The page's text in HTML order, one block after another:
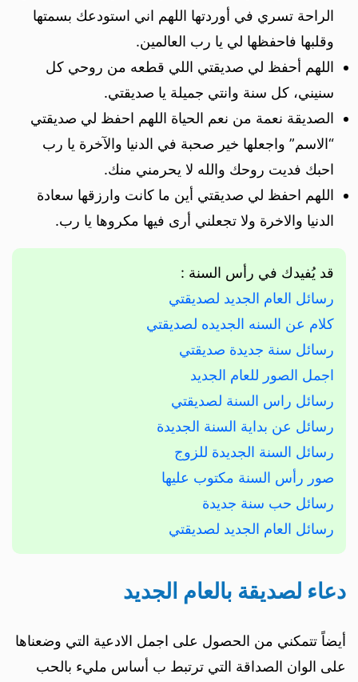
الراحة تسري في أوردتها اللهم اني استودعك بسمتها
وقلبها فاحفظها لي يا رب العالمين.
اللهم أحفظ لي صديقتي اللي قطعه من روحي كل
سنيني، كل سنة وانتي جميلة يا صديقتي.
الصديقة نعمة من نعم الحياة اللهم احفظ لي صديقتي
“الاسم” واجعلها خير صحبة في الدنيا والآخرة يا رب
احبك فديت روحك والله لا يحرمني منك.
اللهم احفظ لي صديقتي أين ما كانت وارزقها سعادة
الدنيا والاخرة ولا تجعلني أرى فيها مكروها يا رب.
قد يُفيدك في رأس السنة :
رسائل العام الجديد لصديقتي
كلام عن السنه الجديده لصديقتي
رسائل سنة جديدة صديقتي
اجمل الصور للعام الجديد
رسائل راس السنة لصديقتي
رسائل عن بداية السنة الجديدة
رسائل السنة الجديدة للزوج
صور رأس السنة مكتوب عليها
رسائل حب سنة جديدة
رسائل العام الجديد لصديقتي
دعاء لصديقة بالعام الجديد
أيضاً تتمكني من الحصول على اجمل الادعية التي وضعناها
على الوان الصداقة التي ترتبط ب أساس مليء بالحب